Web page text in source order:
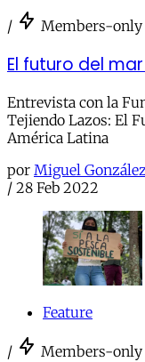
/ Members-only
El futuro del
Entrevista con la
Tejiendo Lazos: El
América Latina
por Miguel
/ 28 Feb 2022
Feature
/ Members-only